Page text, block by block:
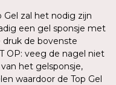
Gel zal het nodig zijn
een gel sponsje met
druk de bovenste
OP: veeg de nagel niet
het gelsponsje,
waardoor de Top Gel